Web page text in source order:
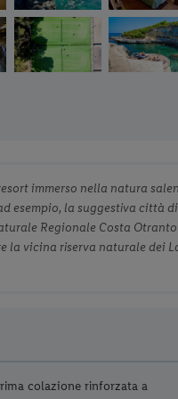
immerso nella natura
esempio, la suggestiva città
Regionale Costa
la vicina riserva naturale dei
colazione rinforzata a